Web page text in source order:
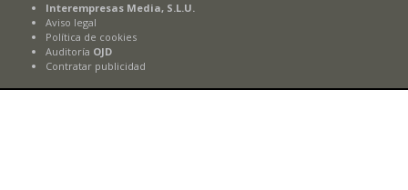
Interempresas Media, S.L.U.
Aviso legal
Política de cookies
Auditoría OJD
Contratar publicidad